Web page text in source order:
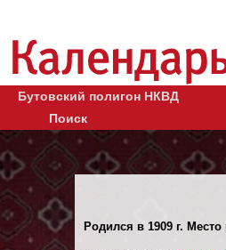
Бутовский полигон НКВД
Поиск
Родился в 1909 г.